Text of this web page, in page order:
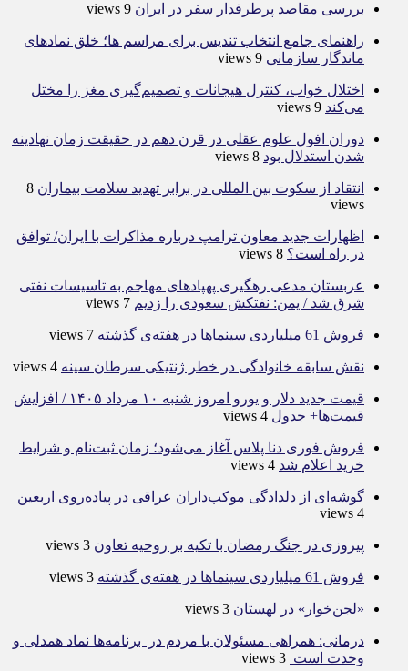
بررسی مقاصد پرطرفدار سفر در ایران 9 views
راهنمای جامع انتخاب تندیس برای مراسم ها؛ خلق نمادهای
ماندگار سازمانی 9 views
اختلال خواب، کنترل هیجانات و تصمیم‌گیری مغز را مختل
می‌کند 9 views
دوران افول علوم عقلی در قرن دهم در حقیقت زمان نهادینه
شدن استدلال بود 8 views
انتقاد از سکوت بین المللی در برابر تهدید سلامت بیماران 8
views
اظهارات جدید معاون ترامپ درباره مذاکرات با ایران/ توافق
در راه است؟ 8 views
عربستان مدعی رهگیری پهپادهای مهاجم به تاسیسات نفتی
شرق شد / یمن: نفتکش سعودی را زدیم 7 views
فروش 61 میلیاردی سینماها در هفته‌ی گذشته 7 views
نقش سابقه خانوادگی در خطر ژنتیکی سرطان سینه 4 views
قیمت جدید دلار و یورو امروز شنبه ۱۰ مرداد ۱۴۰۵ / افزایش
قیمت‌ها+ جدول 4 views
فروش فوری دنا پلاس آغاز می‌شود؛ زمان ثبت‌نام و شرایط
خرید اعلام شد 4 views
گوشه‌ای از دلدادگی موکب‌داران عراقی در پیاده‌روی اربعین
4 views
پیروزی در جنگ رمضان با تکیه بر روحیه تعاون 3 views
فروش 61 میلیاردی سینماها در هفته‌ی گذشته 3 views
«لجن‌خوار» در لهستان 3 views
درمانی: همراهی مسئولان با مردم در برنامه‌ها نماد همدلی و
وحدت است 3 views